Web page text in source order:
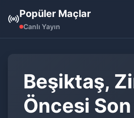
Popüler Maçlar
Canlı Yayın
Beşiktaş,
Öncesi Son